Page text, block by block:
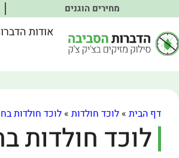
מחירים הוגנים
אודות
דף הבית »לוכד חולדות »לוכד חולדות
לוכד חולדות